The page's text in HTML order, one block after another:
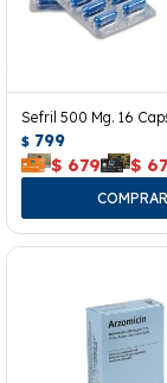
Sefril 500 Mg. 16
$ 799
$ 679 $